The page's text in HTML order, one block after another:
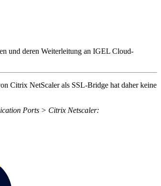
und deren Weiterleitung an IGEL Cloud-
Citrix NetScaler als SSL-Bridge hat daher keine
Ports > Citrix Netscaler: